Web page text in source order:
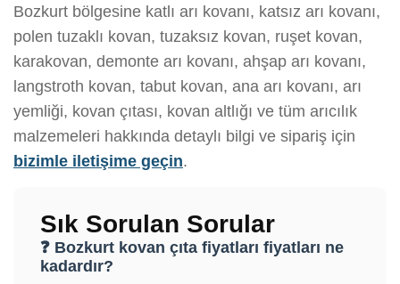
Bozkurt bölgesine katlı arı kovanı, katsız arı kovanı,
polen tuzaklı kovan, tuzaksız kovan, ruşet kovan,
karakovan, demonte arı kovanı, ahşap arı kovanı,
langstroth kovan, tabut kovan, ana arı kovanı, arı
yemliği, kovan çıtası, kovan altlığı ve tüm arıcılık
malzemeleri hakkında detaylı bilgi ve sipariş için
bizimle iletişime geçin.
Sık Sorulan Sorular
❓ Bozkurt kovan çıta fiyatları fiyatları ne
kadardır?